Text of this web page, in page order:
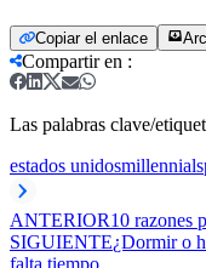
Copiar el enlace
Compartir en :
Las palabras clave/
estados unidosmillennials
ANTERIOR10 razones
SIGUIENTE¿Dormir o
falta tiempo